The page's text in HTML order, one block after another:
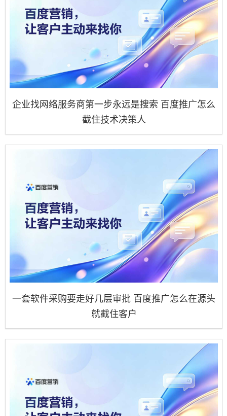
企业找网络服务商第一步永远是搜索 百度推广怎么
截住技术决策人
一套软件采购要走好几层审批 百度推广怎么在源头
就截住客户